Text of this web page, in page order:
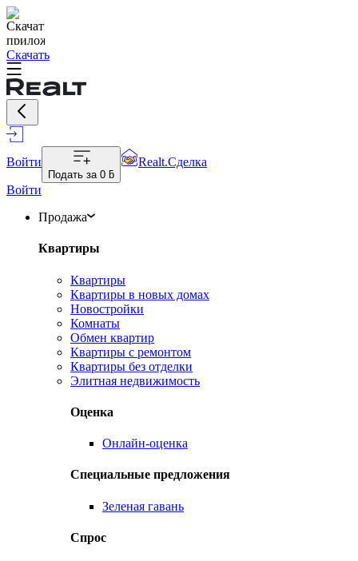
Скачать
Войти
Подать за 0 ƃ
Realt.Сделка
Войти
Продажа
Квартиры
Квартиры
Квартиры в новых домах
Новостройки
Комнаты
Обмен квартир
Квартиры с ремонтом
Квартиры без отделки
Элитная недвижимость
Оценка
Онлайн-оценка
Специальные предложения
Зеленая гавань
Спрос